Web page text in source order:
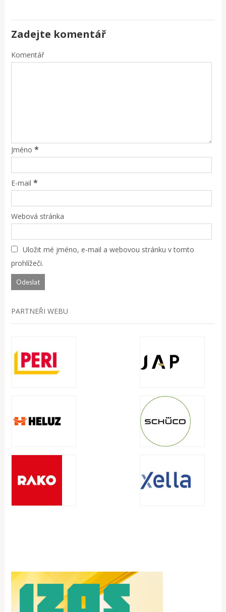
Zadejte komentář
Komentář
Jméno *
E-mail *
Webová stránka
Uložit mé jméno, e-mail a webovou stránku v tomto
prohlížeči.
PARTNEŘI WEBU